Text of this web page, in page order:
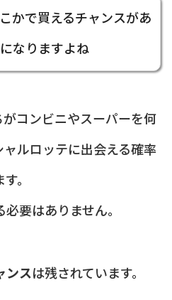
かで買えるチャンスがあ
なりますよね
コンビニやスーパーを何
ルロッテに出会える確率
。
要はありません。
ンスは残されています。